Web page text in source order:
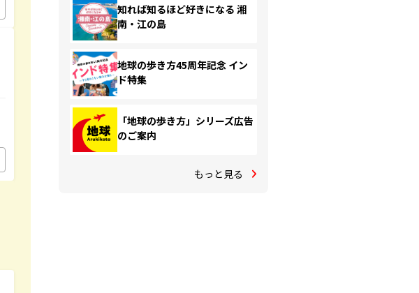
知れば知るほど好きになる 湘
南・江の島
地球の歩き方45周年記念 イン
ド特集
「地球の歩き方」シリーズ広告
のご案内
もっと見る